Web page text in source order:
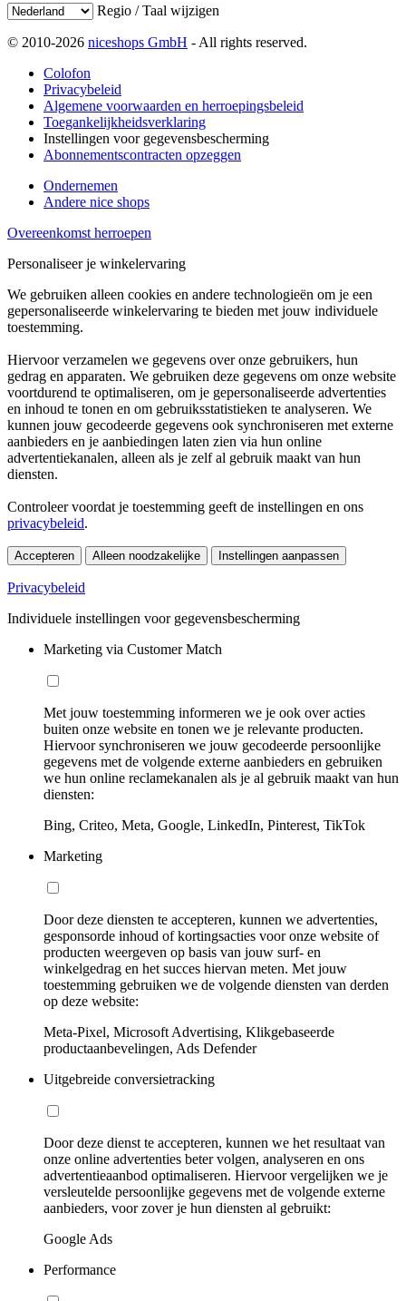
Regio / Taal wijzigen
© 2010-2026 niceshops GmbH - All rights reserved.
Colofon
Privacybeleid
Algemene voorwaarden en herroepingsbeleid
Toegankelijkheidsverklaring
Instellingen voor gegevensbescherming
Abonnementscontracten opzeggen
Ondernemen
Andere nice shops
Overeenkomst herroepen
Personaliseer je winkelervaring
We gebruiken alleen cookies en andere technologieën om je een
gepersonaliseerde winkelervaring te bieden met jouw individuele
toestemming.
Hiervoor verzamelen we gegevens over onze gebruikers, hun
gedrag en apparaten. We gebruiken deze gegevens om onze website
voortdurend te optimaliseren, om je gepersonaliseerde advertenties
en inhoud te tonen en om gebruiksstatistieken te analyseren. We
kunnen jouw gecodeerde gegevens ook synchroniseren met externe
aanbieders en je aanbiedingen laten zien via hun online
advertentiekanalen, alleen als je zelf al gebruik maakt van hun
diensten.
Controleer voordat je toestemming geeft de instellingen en ons
privacybeleid.
Accepteren Alleen noodzakelijke Instellingen aanpassen
Privacybeleid
Individuele instellingen voor gegevensbescherming
Marketing via Customer Match
Met jouw toestemming informeren we je ook over acties
buiten onze website en tonen we je relevante producten.
Hiervoor synchroniseren we jouw gecodeerde persoonlijke
gegevens met de volgende externe aanbieders en gebruiken
we hun online reclamekanalen als je al gebruik maakt van hun
diensten:
Bing, Criteo, Meta, Google, LinkedIn, Pinterest, TikTok
Marketing
Door deze diensten te accepteren, kunnen we advertenties,
gesponsorde inhoud of kortingsacties voor onze website of
producten weergeven op basis van jouw surf- en
winkelgedrag en het succes hiervan meten. Met jouw
toestemming gebruiken we de volgende diensten van derden
op deze website:
Meta-Pixel, Microsoft Advertising, Klikgebaseerde
productaanbevelingen, Ads Defender
Uitgebreide conversietracking
Door deze dienst te accepteren, kunnen we het resultaat van
onze online advertenties beter volgen, analyseren en ons
advertentieaanbod optimaliseren. Hiervoor vergelijken we je
versleutelde persoonlijke gegevens met de volgende externe
aanbieders, voor zover je hun diensten al gebruikt:
Google Ads
Performance